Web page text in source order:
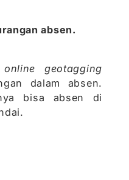
absen.
online geotagging
dalam absen.
bisa absen di